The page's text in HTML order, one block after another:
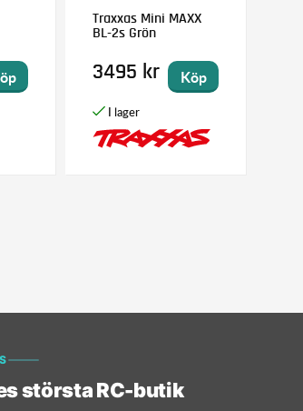
Traxxas Mini MAXX
BL-2s Grön
3495 kr Köp
största RC-butik